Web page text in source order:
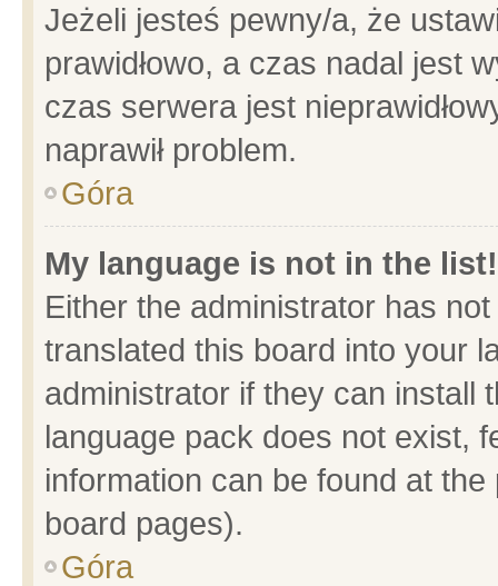
Jeżeli jesteś pewny/a, że
prawidłowo, a czas nadal jest
czas serwera jest
naprawił problem.
Góra
My language is not in the list!
Either the administrator has
translated this board into your
administrator if they can install
language pack does not exist,
information can be found at
board pages).
Góra